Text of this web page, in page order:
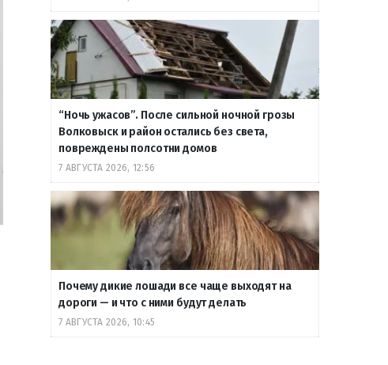
“Ночь ужасов”. После сильной ночной грозы
Волковыск и район остались без света,
повреждены полсотни домов
7 АВГУСТА 2026, 12:56
Почему дикие лошади все чаще выходят на
дороги — и что с ними будут делать
7 АВГУСТА 2026, 10:45